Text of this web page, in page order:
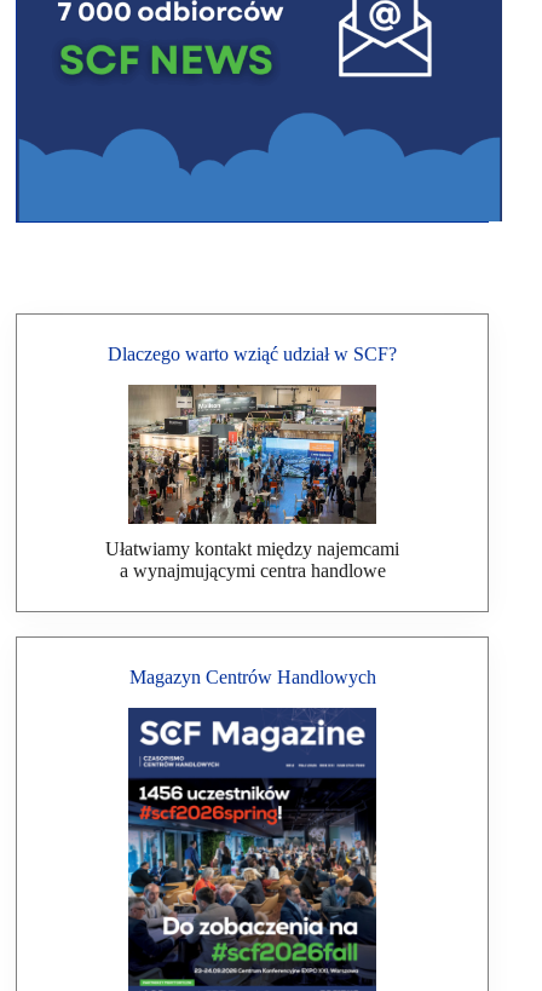
Dlaczego warto wziąć udział w SCF?
Ułatwiamy kontakt między najemcami
a wynajmującymi centra handlowe
Magazyn Centrów Handlowych